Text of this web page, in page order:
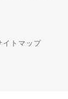
イトマップ